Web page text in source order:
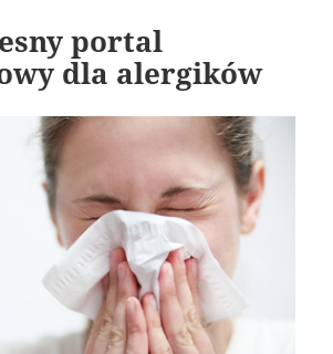
portal
dla alergików